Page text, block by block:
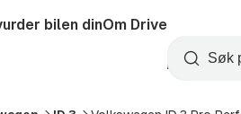
Startside
bilen dinOm Drive
Opprett
konto
Søk